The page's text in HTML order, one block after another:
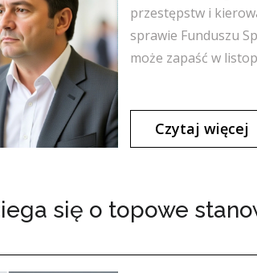
przestępstw i
sprawie Funduszu
może zapaść w
Czytaj więcej
się o topowe